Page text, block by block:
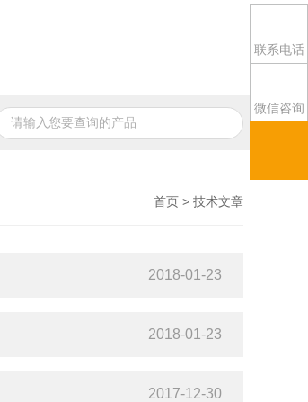
首页 > 技术文章
2018-01-23
2018-01-23
2017-12-30
联系电话
微信咨询